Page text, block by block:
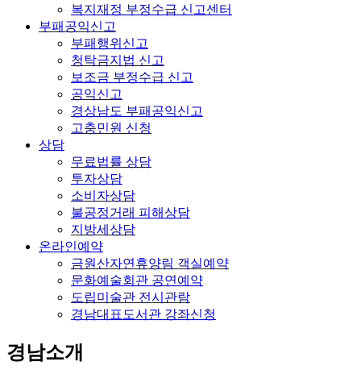
복지재정 부정수급 신고센터
부패공익신고
부패행위신고
청탁금지법 신고
보조금 부정수급 신고
공익신고
경상남도 부패공익신고
고충민원 신청
상담
무료법률 상담
투자상담
소비자상담
불공정거래 피해상담
지방세상담
온라인예약
금원산자연휴양림 객실예약
문화예술회관 공연예약
도립미술관 전시관람
경남대표도서관 강좌신청
경남소개